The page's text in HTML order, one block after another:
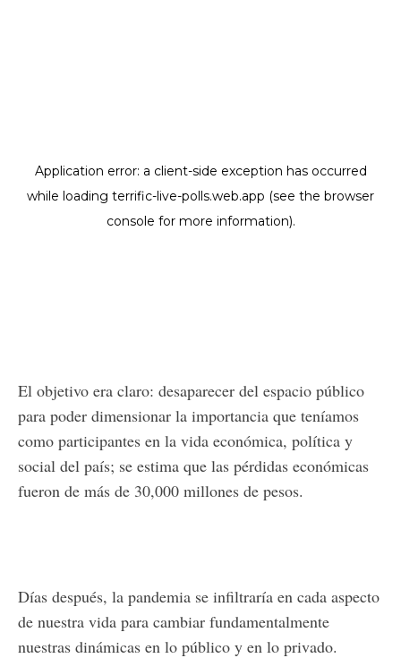
El objetivo era claro: desaparecer del espacio público
para poder dimensionar la importancia que teníamos
como participantes en la vida económica, política y
social del país; se estima que las pérdidas económicas
fueron de más de 30,000 millones de pesos.
Días después, la pandemia se infiltraría en cada aspecto
de nuestra vida para cambiar fundamentalmente
nuestras dinámicas en lo público y en lo privado.